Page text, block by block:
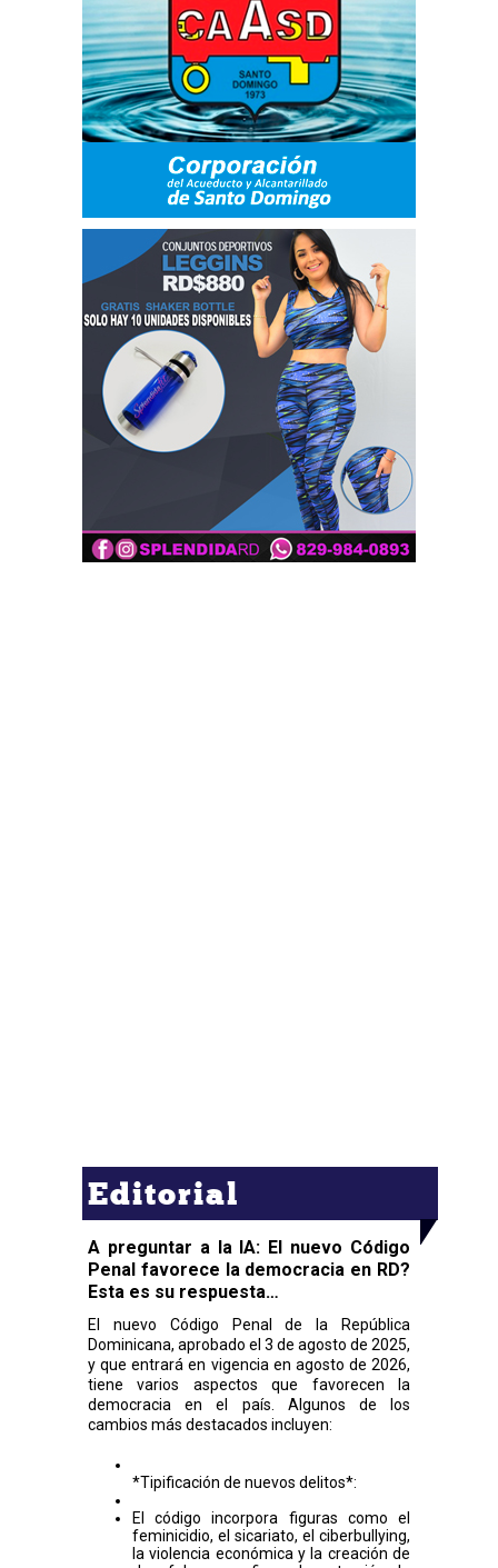
Editorial
A preguntar a la IA: El nuevo Código
Penal favorece la democracia en RD?
Esta es su respuesta…
El nuevo Código Penal de la República
Dominicana, aprobado el 3 de agosto de 2025,
y que entrará en vigencia en agosto de 2026,
tiene varios aspectos que favorecen la
democracia en el país. Algunos de los
cambios más destacados incluyen:
*Tipificación de nuevos delitos*:
El código incorpora figuras como el
feminicidio, el sicariato, el ciberbullying,
la violencia económica y la creación de